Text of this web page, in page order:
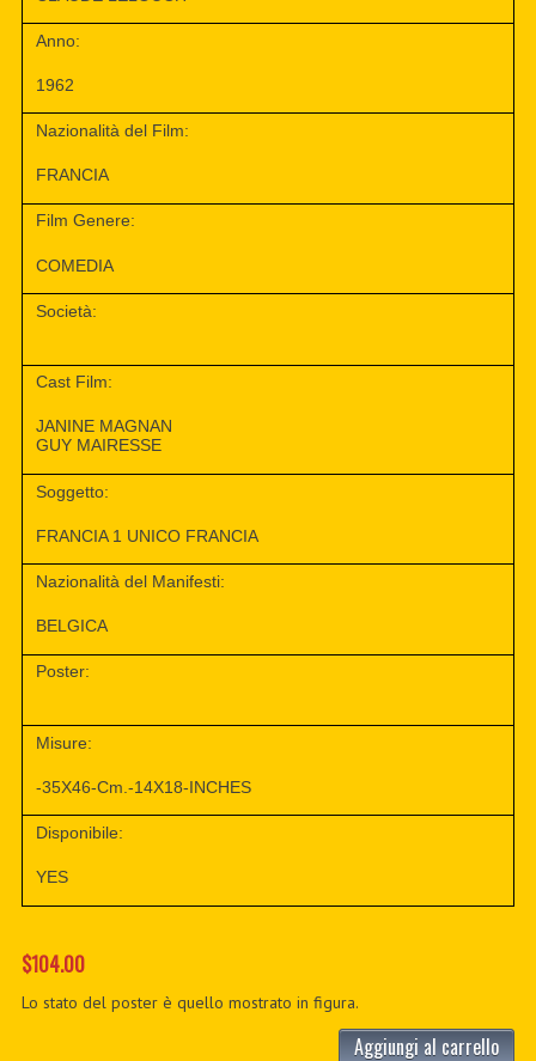
Anno:
1962
Nazionalità del Film:
FRANCIA
Film Genere:
COMEDIA
Società:
Cast Film:
JANINE MAGNAN
GUY MAIRESSE
Soggetto:
FRANCIA 1 UNICO FRANCIA
Nazionalità del Manifesti:
BELGICA
Poster:
Misure:
-35X46-Cm.-14X18-INCHES
Disponibile:
YES
$104.00
Lo stato del poster è quello mostrato in figura.
Aggiungi al carrello